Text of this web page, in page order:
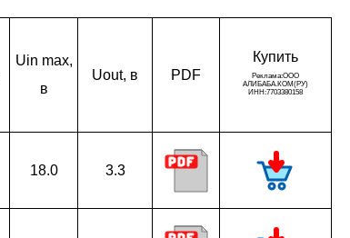
Uin max,
в
Uout, в PDF
Ку­пить
18.0
3.3